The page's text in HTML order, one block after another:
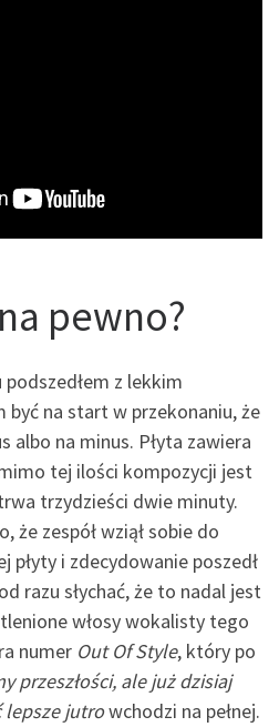
pewno?
podszedłem z lekkim
być na start w przekonaniu, że
albo na minus. Płyta zawiera
tej ilości kompozycji jest
trzydzieści dwie minuty.
że zespół wziął sobie do
płyty i zdecydowanie poszedł
razu słychać, że to nadal jest
włosy wokalisty tego
numer Out Of Style, który po
przeszłości, ale już dzisiaj
lepsze jutrowchodzi na pełnej.